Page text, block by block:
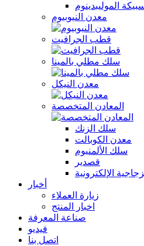
الموليبدينوم
معدن النيوبيوم
قطب الجرافيت
سلك مطلي بالمينا
معدن النيكل
المعادن المتخصصة
سلك الزنك
معدن الكوبالت
سلك الألمنيوم
قصدير
الإلكترونية
أخبار
زيارة العملاء
اخبار المنتج
صناعة المعرفة
فيديو
اتصل بنا